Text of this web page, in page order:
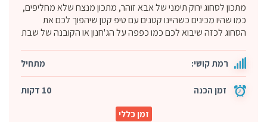
מתכון לסחוג ירוק תימני של אבא זוהר, מתכון מנצח שלא מחליפים,
כמו שהיו מכינים כשהיינו קטנים עם טיפ קטן שיהפוך לכם את
הסחוג לכזה שיבוא לכם כמו כפפה על הג'חנון או הקובנה של שבת
רמת קושי: מתחיל
זמן הכנה 10 דקות
זמן כללי